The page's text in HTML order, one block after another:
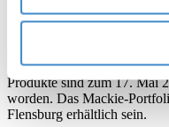
Dirk Cervenka,
Vertrieb, Kundenservice
Produkte sind zum 17. Mai
worden. Das Mackie-
Flensburg erhältlich sein.